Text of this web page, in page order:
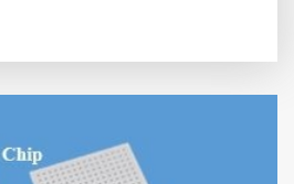
基材表面发生化学…